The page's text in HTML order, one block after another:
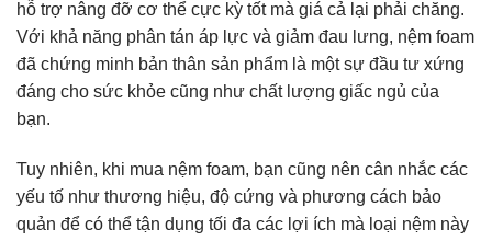
hỗ trợ nâng đỡ cơ thể cực kỳ tốt mà giá cả lại phải chăng.
Với khả năng phân tán áp lực và giảm đau lưng, nệm foam
đã chứng minh bản thân sản phẩm là một sự đầu tư xứng
đáng cho sức khỏe cũng như chất lượng giấc ngủ của
bạn.
Tuy nhiên, khi mua nệm foam, bạn cũng nên cân nhắc các
yếu tố như thương hiệu, độ cứng và phương cách bảo
quản để có thể tận dụng tối đa các lợi ích mà loại nệm này